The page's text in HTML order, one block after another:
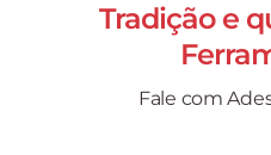
Tradição e
Fale com